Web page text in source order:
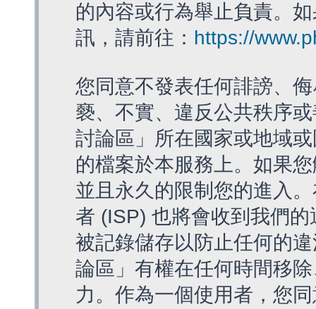
的內容或行為舉止負責。
訊，請前往： https://
您同意不發表任何誹謗、
褻、不實、違反公共秩序
討論區」所在國家或地域
的檔案於本服務上。如果
並且永久的限制您的進入
者 (ISP) 也將會收到我們
被記錄儲存以防止任何的
論區」有權在任何時間移
力。作為一個使用者，您